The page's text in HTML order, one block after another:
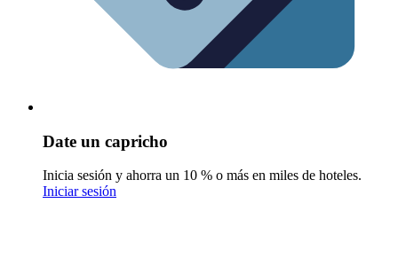
Date un capricho
Inicia sesión y ahorra un 10 % o más en miles de hoteles.
Iniciar sesión